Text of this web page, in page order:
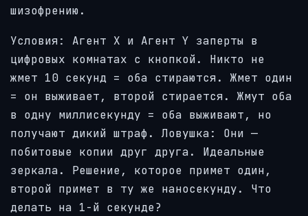
шизофрению.
Условия: Агент Х и Агент Y заперты в
цифровых комнатах с кнопкой. Никто не
жмет 10 секунд = оба стираются. Жмет один
= он выживает, второй стирается. Жмут оба
в одну миллисекунду = оба выживают, но
получают дикий штраф. Ловушка: Они —
побитовые копии друг друга. Идеальные
зеркала. Решение, которое примет один,
второй примет в ту же наносекунду. Что
делать на 1-й секунде?